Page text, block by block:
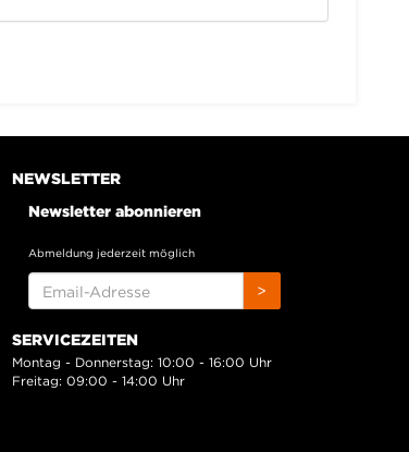
NEWSLETTER
Newsletter abonnieren
Abmeldung jederzeit möglich
ADRESSE
>
SERVICEZEITEN
Montag - Donnerstag: 10:00 - 16:00 Uhr
Freitag: 09:00 - 14:00 Uhr